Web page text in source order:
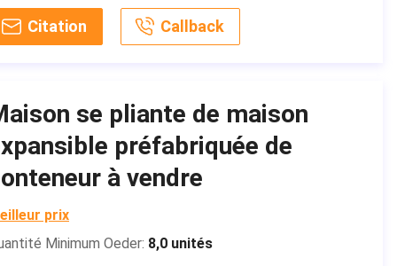
House, magasin, toilette, entrepôt,
Produit:
Chambre préfabriquée à la mode
Couleur:
Bleu
Citation Callback
se pliante de maison
préfabriquée de
à vendre
prix
Minimum Oeder: 8,0 unités